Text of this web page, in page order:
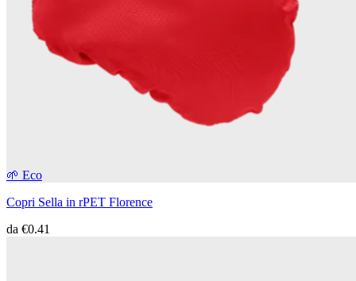
🌱 Eco
Copri Sella in rPET Florence
da €0.41